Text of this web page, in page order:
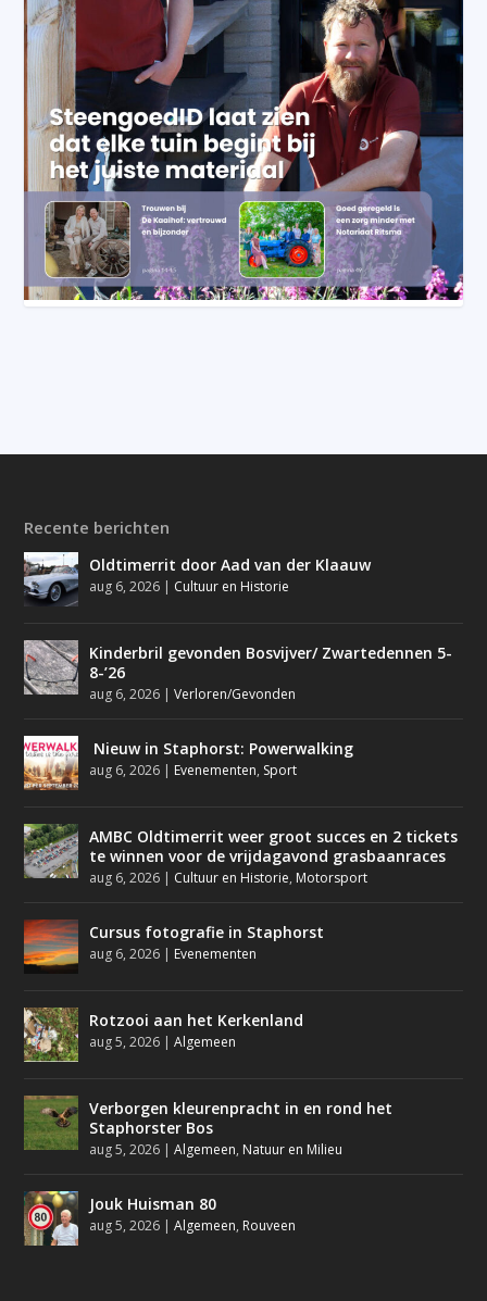
Recente berichten
Oldtimerrit door Aad van der Klaauw
aug 6, 2026 | Cultuur en Historie
Kinderbril gevonden Bosvijver/ Zwartedennen 5-
8-’26
aug 6, 2026 |Verloren/Gevonden
Nieuw in Staphorst: Powerwalking
aug 6, 2026 | Evenementen, Sport
AMBC Oldtimerrit weer groot succes en 2 tickets
te winnen voor de vrijdagavond grasbaanraces
aug 6, 2026 | Cultuur en Historie, Motorsport
Cursus fotografie in Staphorst
aug 6, 2026 | Evenementen
Rotzooi aan het Kerkenland
aug 5, 2026 |Algemeen
Verborgen kleurenpracht in en rond het
Staphorster Bos
aug 5, 2026 |Algemeen, Natuur en Milieu
Jouk Huisman 80
aug 5, 2026 |Algemeen, Rouveen